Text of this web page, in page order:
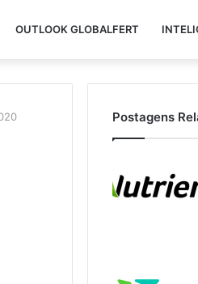
OUTLOOK GLOBALFERT
Postagens